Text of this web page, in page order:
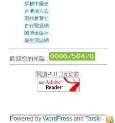
穿梭中國史
香港地方志
現代教育社
古代戰役網
閎博出版社
樂生活誌網
歡迎您的光臨 :
閱讀PDF, 請安裝 :
Powered by WordPress and Tarski ·